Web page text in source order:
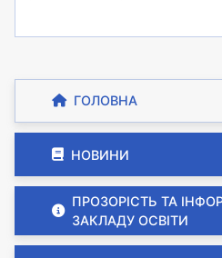
ГОЛОВНА
НОВИНИ
ПРОЗОРІСТЬ ТА
ЗАКЛАДУ ОСВІТИ